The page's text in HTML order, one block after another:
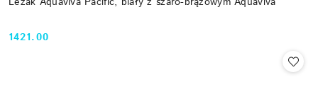
Cena:
1421.00